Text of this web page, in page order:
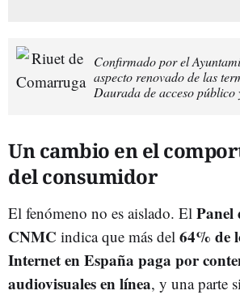
Confirmado por el
aspecto renovado de las
Daurada de acceso
Un cambio en el
del consumidor
El fenómeno no es aislado. El Panel
CNMC indica que más del 64% de
Internet en España paga por
audiovisuales en línea, y una parte